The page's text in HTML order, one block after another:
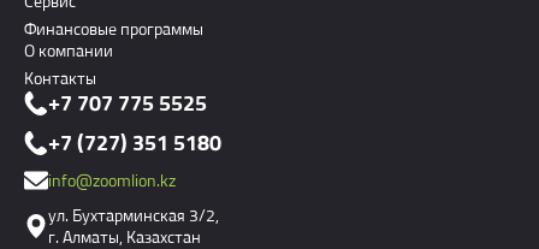
Финансовые программы
О компании
Контакты
+7 707 775 5525
+7 (727) 351 5180
info@zoomlion.kz
ул. Бухтарминская 3/2,
г. Алматы, Казахстан